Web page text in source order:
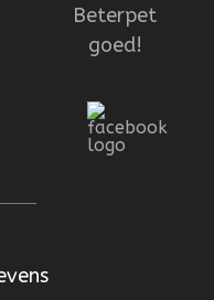
Beterpet
goed!